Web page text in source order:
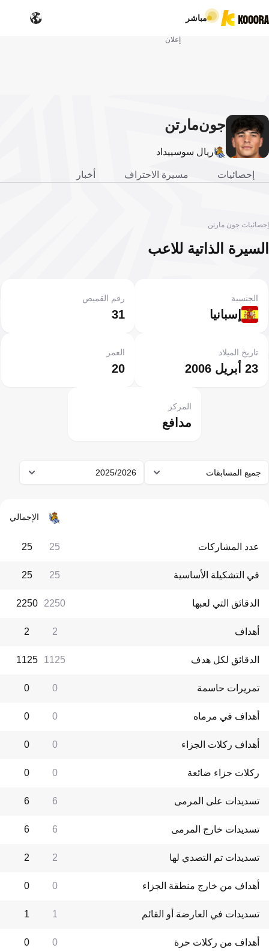
مباشر
إعلان
جونمارتن
ريال سوسييداد
إحصائيات مسيرة الاحتراف أخبار
إحصائيات جون مارتن
السيرة الذاتية للاعب
إسبانيا
الجنسية
31
رقم القميص
23 أبريل 2006
تاريخ الميلاد
20
العمر
مدافع
المركز
جميع المسابقات 2025/2026
الإجمالي
عدد المشاركات 25
25
في التشكيلة الأساسية 25
25
الدقائق التي لعبها 2250
2250
أهداف 2
2
الدقائق لكل هدف 1125
1125
تمريرات حاسمة 0
0
أهداف في مرماه 0
0
أهداف ركلات الجزاء 0
0
ركلات جزاء ضائعة 0
0
تسديدات على المرمى 6
6
تسديدات خارج المرمى 6
6
تسديدات تم التصدي لها 2
2
أهداف من خارج منطقة الجزاء 0
0
تسديدات في العارضة أو القائم 1
1
أهداف من ركلات حرة 0
0